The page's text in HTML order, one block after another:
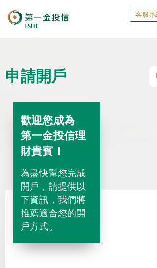
客服專
申請開戶
歡迎您成為
第一金投信理
財貴賓！
為盡快幫您完成
開戶，請提供以
下資訊，我們將
推薦適合您的開
戶方式。